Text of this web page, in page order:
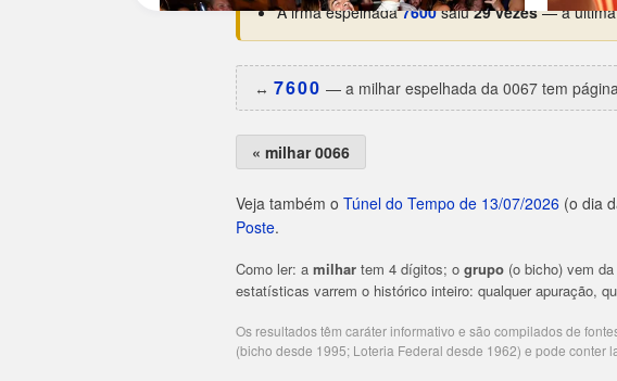
A irmã espelhada7600saiu29 vezes— a última
↔️ 7600 — a milhar espelhada da 0067 tem
« milhar 0066
Veja também o Túnel do Tempo de 13/07/2026 (o dia
Poste.
Como ler: a milhar tem 4 dígitos; o grupo (o bicho) vem
estatísticas varrem o histórico inteiro: qualquer apuração,
Os resultados têm caráter informativo e são compilados de
(bicho desde 1995; Loteria Federal desde 1962) e pode